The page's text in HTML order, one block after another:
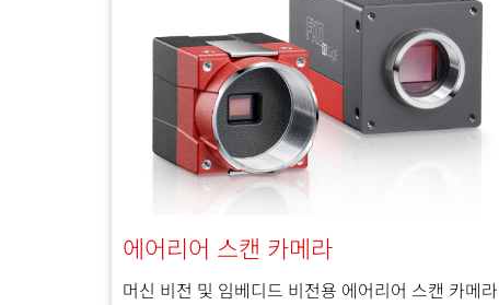
에어리어 스캔 카메라
머신 비전 및 임베디드 비전용 에어리어 스캔 카메라